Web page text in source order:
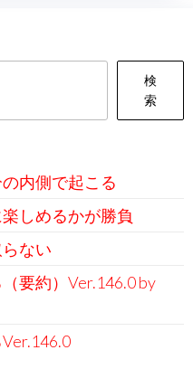
検
索
内側で起こる
しめるかが勝負
ない
要約）Ver.146.0 by